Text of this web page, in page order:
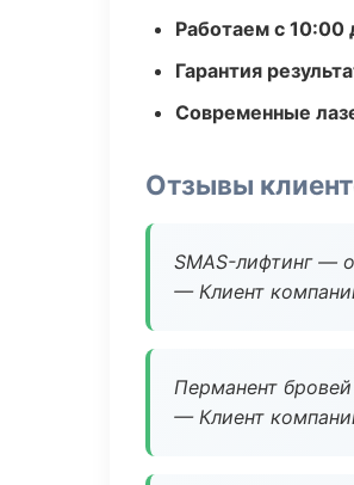
Работаем с
Гарантия
Современные
Отзывы
SMAS-лифтинг —
— Клиент
Перманент
— Клиент